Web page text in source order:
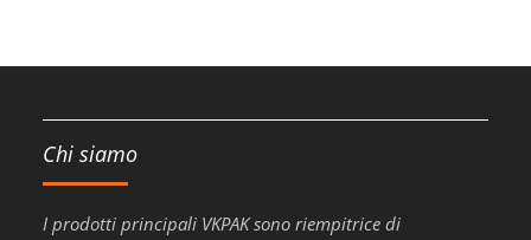
Chi siamo
I prodotti principali VKPAK sono riempitrice di